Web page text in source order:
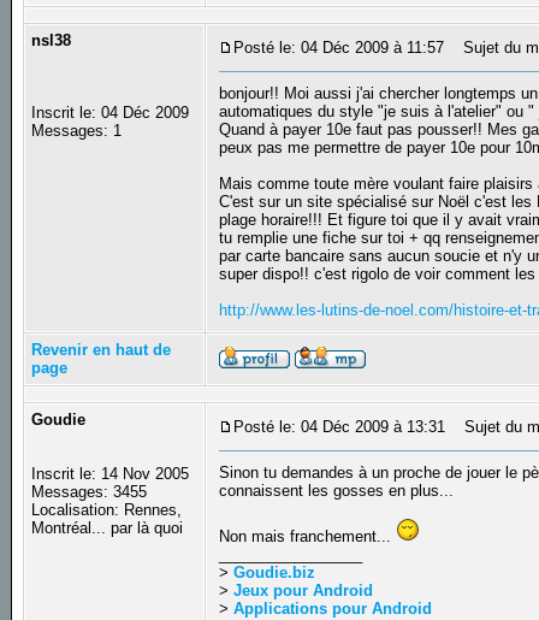
nsl38
Inscrit le: 04 Déc 2009
Messages: 1
Posté le: 04 Déc 2009 à 11:57 Sujet du
bonjour!! Moi aussi j'ai chercher longtemps
automatiques du style "je suis à l'atelier" ou
Quand à payer 10e faut pas pousser!! Mes
peux pas me permettre de payer 10e pour
Mais comme toute mère voulant faire
C'est sur un site spécialisé sur Noël c'est
plage horaire!!! Et figure toi que il y avait
tu remplie une fiche sur toi + qq
par carte bancaire sans aucun soucie et n'y
super dispo!! c'est rigolo de voir comment
http://www.les-lutins-de-noel.com/histoire-et-
Revenir en haut de
page
Goudie
Inscrit le: 14 Nov 2005
Messages: 3455
Localisation: Rennes,
Montréal... par là quoi
Posté le: 04 Déc 2009 à 13:31 Sujet du
Sinon tu demandes à un proche de jouer le
connaissent les gosses en plus...
Non mais franchement...
>Goudie.biz
>Jeux pour Android
>Applications pour Android